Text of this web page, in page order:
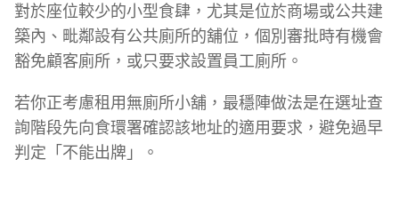
對於座位較少的小型食肆，尤其是位於商場或公共建
築內、毗鄰設有公共廁所的舖位，個別審批時有機會
豁免顧客廁所，或只要求設置員工廁所。
若你正考慮租用無廁所小舖，最穩陣做法是在選址查
詢階段先向食環署確認該地址的適用要求，避免過早
判定「不能出牌」。